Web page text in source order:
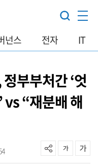
넌스 전자 IT
부부처간 ‘엇
“재분배 해